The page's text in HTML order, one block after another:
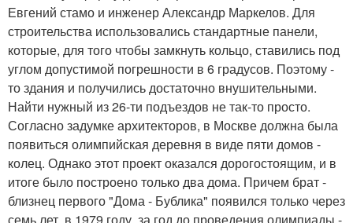
Евгений стамо и инженер Александр Маркелов. Для
строительства использовались стандартные панели,
которые, для того чтобы замкнуть кольцо, ставились под
углом допустимой погрешности в 6 градусов. Поэтому -
то здания и получились достаточно внушительными.
Найти нужный из 26-ти подъездов не так-то просто.
Согласно задумке архитекторов, в Москве должна была
появиться олимпийская деревня в виде пяти домов -
колец. Однако этот проект оказался дорогостоящим, и в
итоге было построено только два дома. Причем брат -
близнец первого "Дома - Бублика" появился только через
семь лет, в 1979 году, за год до проведения олимпиады -